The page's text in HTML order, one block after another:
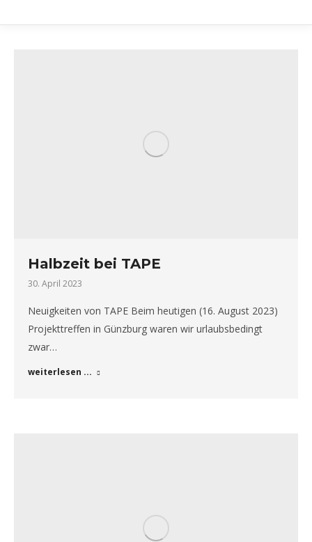
Halbzeit bei TAPE
30. April 2023
Neuigkeiten von TAPE Beim heutigen (16. August 2023)
Projekttreffen in Günzburg waren wir urlaubsbedingt
zwar…
weiterlesen ...